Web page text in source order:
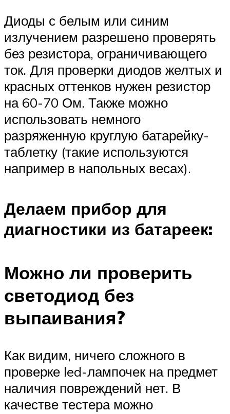
Диоды с белым или синим
излучением разрешено проверять
без резистора, ограничивающего
ток. Для проверки диодов желтых и
красных оттенков нужен резистор
на 60-70 Ом. Также можно
использовать немного
разряженную круглую батарейку-
таблетку (такие используются
например в напольных весах).
Делаем прибор для
диагностики из батареек:
Можно ли проверить
светодиод без
выпаивания?
Как видим, ничего сложного в
проверке led-лампочек на предмет
наличия повреждений нет. В
качестве тестера можно